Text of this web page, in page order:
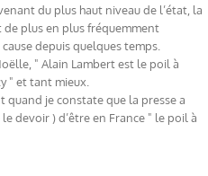
du plus haut niveau de l’état, la
de plus en plus fréquemment
depuis quelques temps.
" Alain Lambert est le poil à
" et tant mieux.
quand je constate que la presse a
devoir ) d’être en France " le poil à